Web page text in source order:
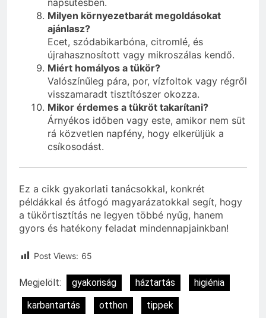
Milyen környezetbarát megoldásokat
ajánlasz?
Ecet, szódabikarbóna, citromlé, és
újrahasznosított vagy mikroszálas kendő.
Miért homályos a tükör?
Valószínűleg pára, por, vízfoltok vagy régről
visszamaradt tisztítószer okozza.
Mikor érdemes a tükröt takarítani?
Árnyékos időben vagy este, amikor nem süt
rá közvetlen napfény, hogy elkerüljük a
csíkosodást.
Ez a cikk gyakorlati tanácsokkal, konkrét
példákkal és átfogó magyarázatokkal segít, hogy
a tükörtisztítás ne legyen többé nyűg, hanem
gyors és hatékony feladat mindennapjainkban!
Post Views: 65
Megjelölt: gyakoriság háztartás
higiénia
karbantartás
otthon
tippek